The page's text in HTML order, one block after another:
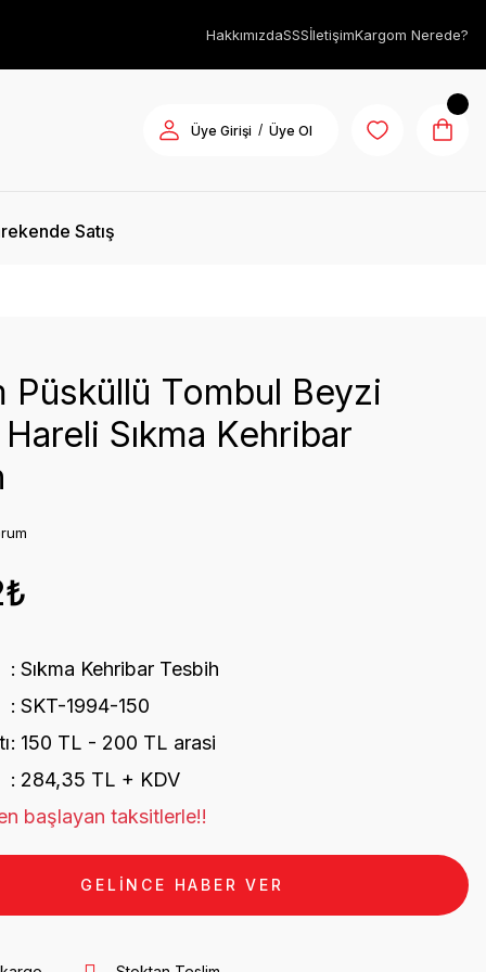
HakkımızdaSSSİletişimKargom Nerede?
Üye Girişi / Üye Ol
Satış
Püsküllü Tombul Beyzi
Sıkma Kehribar
Sıkma Kehribar Tesbih
SKT-1994-150
150 TL - 200 TL arasi
284,35 TL + KDV
başlayan taksitlerle!!
GELİNCE HABER VER